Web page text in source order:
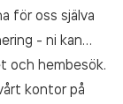
för oss själva
- ni kan
och hembesök.
kontor på